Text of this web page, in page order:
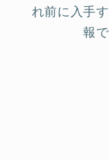
れ前に入手
報